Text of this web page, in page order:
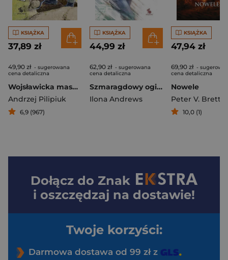
KSIĄŻKA
37,89 zł
49,90 zł - sugerowana
cena detaliczna
Wojsławicka masakra kosą łańcuchową
Andrzej Pilipiuk
6,9 (967)
KSIĄŻKA
44,99 zł
62,90 zł - sugerowana
cena detaliczna
Szmaragdowy ogień. Cykl Ukryte Dziedzictwo. Tom 5 (oprawa biała)
Ilona Andrews
KSIĄŻKA
47,94 zł
69,90 zł -
cena detaliczna
Nowele
Peter V. Brett
10,0 (1)
Dołącz do Znak
i oszczędzaj na dostawie!
Twoje korzyści:
Darmowa dostawa od 99 zł z